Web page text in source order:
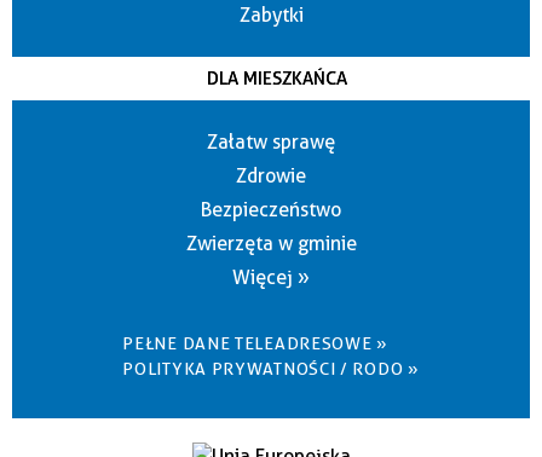
Zabytki
DLA MIESZKAŃCA
Załatw sprawę
Zdrowie
Bezpieczeństwo
Zwierzęta w gminie
Więcej »
PEŁNE DANE TELEADRESOWE »
POLITYKA PRYWATNOŚCI / RODO »